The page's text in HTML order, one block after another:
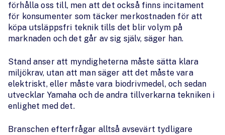
förhålla oss till, men att det också finns incitament
för konsumenter som täcker merkostnaden för att
köpa utsläppsfri teknik tills det blir volym på
marknaden och det går av sig själv, säger han.
Stand anser att myndigheterna måste sätta klara
miljökrav, utan att man säger att det måste vara
elektriskt, eller måste vara biodrivmedel, och sedan
utvecklar Yamaha och de andra tillverkarna tekniken i
enlighet med det.
Branschen efterfrågar alltså avsevärt tydligare